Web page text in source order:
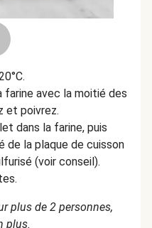
farine avec la moitié des
et poivrez.
dans la farine, puis
de la plaque de cuisson
(voir conseil).
plus de 2 personnes,
plus.